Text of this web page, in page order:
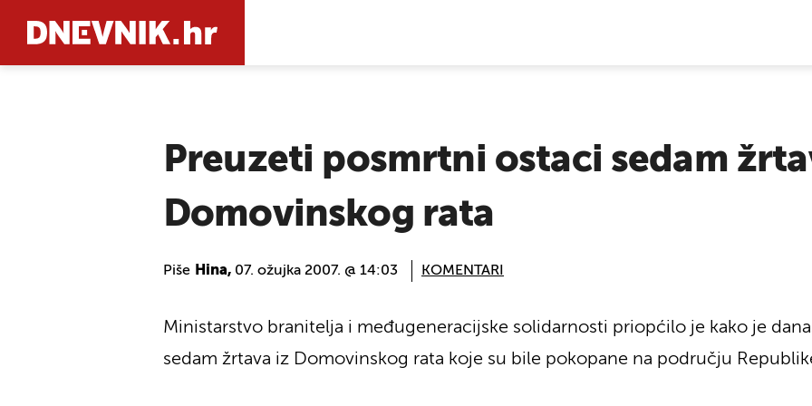
Preuzeti posmrtni ostaci sedam
Domovinskog rata
Piše Hina, 07. ožujka 2007. @ 14:03 KOMENTARI
Ministarstvo branitelja i međugeneracijske solidarnosti priopćilo je kako je
sedam žrtava iz Domovinskog rata koje su bile pokopane na području